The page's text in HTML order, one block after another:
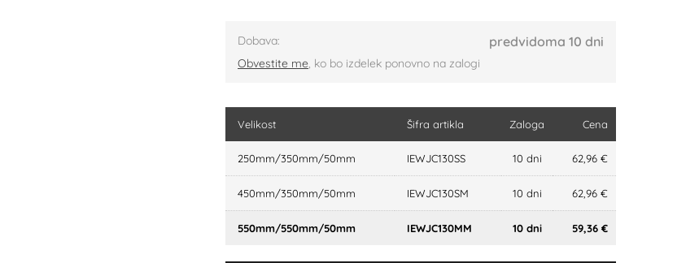
Dobava: predvidoma 10 dni
Obvestite me, ko bo izdelek ponovno na zalogi
Velikost Šifra artikla Zaloga Cena
250mm/350mm/50mm IEWJC130SS 10 dni 62,96 €
450mm/350mm/50mm IEWJC130SM 10 dni 62,96 €
550mm/550mm/50mm IEWJC130MM 10 dni 59,36 €